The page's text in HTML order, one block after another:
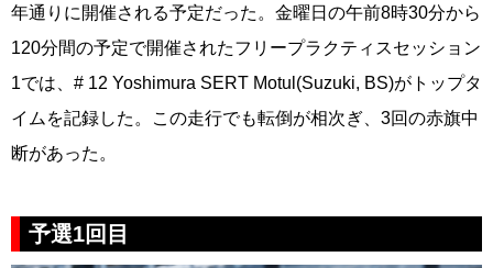
年通りに開催される予定だった。金曜日の午前8時30分から
120分間の予定で開催されたフリープラクティスセッション
1では、# 12 Yoshimura SERT Motul(Suzuki, BS)がトップタ
イムを記録した。この走行でも転倒が相次ぎ、3回の赤旗中
断があった。
予選1回目